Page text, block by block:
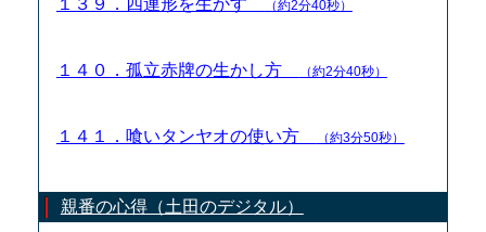
（約2分40秒）
１４０．孤立赤牌の生かし方 （約2分40秒）
１４１．喰いタンヤオの使い方 （約3分50秒）
親番の心得（土田のデジタル）